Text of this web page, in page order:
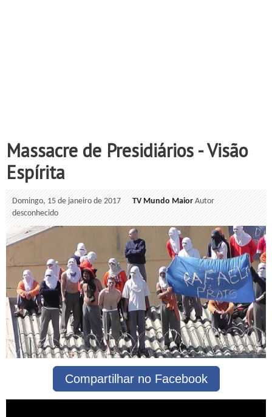
Massacre de Presidiários - Visão
Espírita
Domingo, 15 de janeiro de 2017 TV Mundo Maior Autor
desconhecido
Compartilhar no Facebook